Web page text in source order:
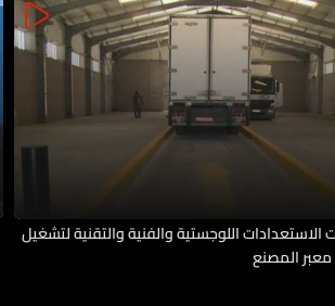
الاستعدادات اللوجستية والفنية والتقنية لتشغيل
معبر المصنع